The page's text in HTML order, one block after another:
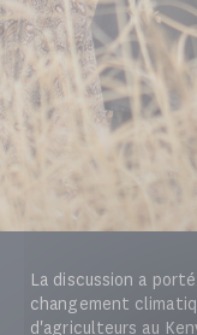
La discussion a
changement
d'agriculteurs au